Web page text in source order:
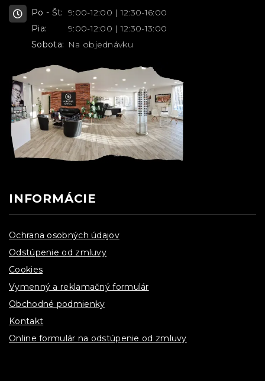
Po - Št: 9:00-12:00 | 12:30-16:00
Pia:
9:00-12:00 | 12:30-13:00
Sobota: Na objednávku
INFORMÁCIE
Ochrana osobných údajov
Odstúpenie od zmluvy
Cookies
Vymenný a reklamačný formulár
Obchodné podmienky
Kontakt
Online formulár na odstúpenie od zmluvy